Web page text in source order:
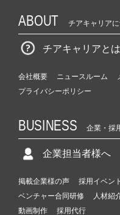
e
ABOUT チアキャリア
チアキャリアとは
会社概要 ニュースルーム
プライバシーポリシー
BUSINESS 企業・採
企業担当者様へ
掲載企業様の声 採用イベント
ベンチャー合同研修
人材紹
動画制作
採用代行